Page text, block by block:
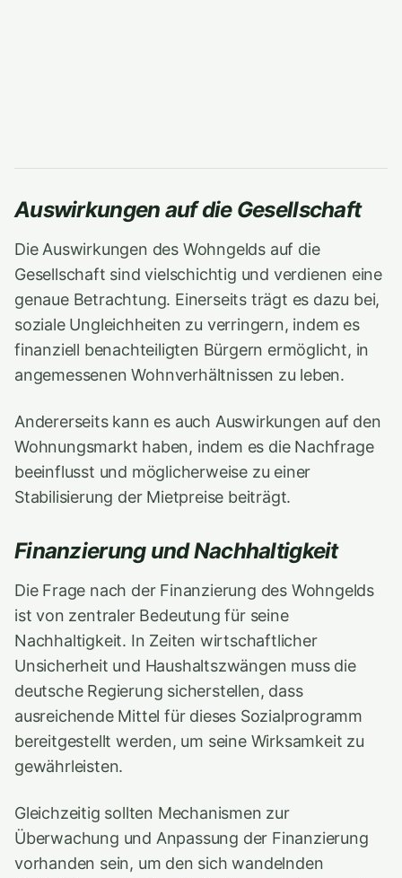
Auswirkungen auf die Gesellschaft
Die Auswirkungen des Wohngelds auf die
Gesellschaft sind vielschichtig und verdienen eine
genaue Betrachtung. Einerseits trägt es dazu bei,
soziale Ungleichheiten zu verringern, indem es
finanziell benachteiligten Bürgern ermöglicht, in
angemessenen Wohnverhältnissen zu leben.
Andererseits kann es auch Auswirkungen auf den
Wohnungsmarkt haben, indem es die Nachfrage
beeinflusst und möglicherweise zu einer
Stabilisierung der Mietpreise beiträgt.
Finanzierung und Nachhaltigkeit
Die Frage nach der Finanzierung des Wohngelds
ist von zentraler Bedeutung für seine
Nachhaltigkeit. In Zeiten wirtschaftlicher
Unsicherheit und Haushaltszwängen muss die
deutsche Regierung sicherstellen, dass
ausreichende Mittel für dieses Sozialprogramm
bereitgestellt werden, um seine Wirksamkeit zu
gewährleisten.
Gleichzeitig sollten Mechanismen zur
Überwachung und Anpassung der Finanzierung
vorhanden sein, um den sich wandelnden